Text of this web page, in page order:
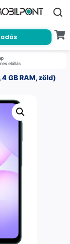
elállás
GB RAM, zöld)